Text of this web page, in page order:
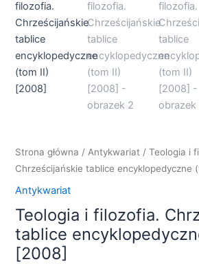
Strona główna / Antykwariat / Teologia i
Chrześcijańskie tablice encyklopedyczne
Antykwariat
Teologia i filozofia.
tablice
[2008]